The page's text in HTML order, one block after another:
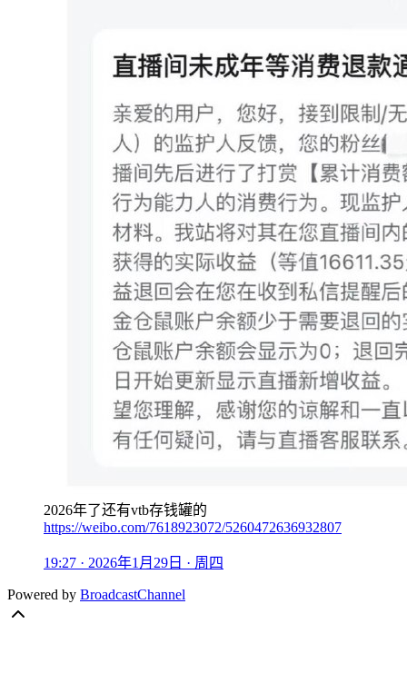
2026年了还有vtb存钱罐的
https://weibo.com/7618923072/5260472636932807
19:27 · 2026年1月29日 · 周四
Powered by BroadcastChannel